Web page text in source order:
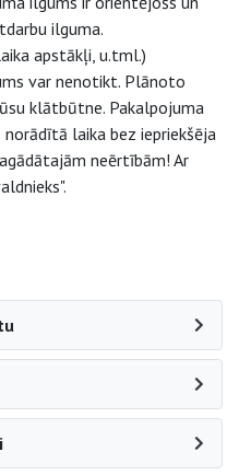
ilguma.
apstākļi, u.tml.)
var nenotikt. Plānoto
klātbūtne. Pakalpojuma
laika bez iepriekšēja
neērtībām! Ar